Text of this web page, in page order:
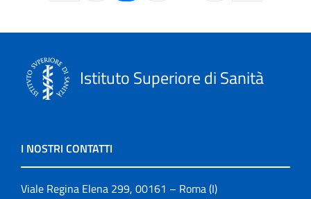
Istituto Superiore di Sanità
I NOSTRI CONTATTI
Viale Regina Elena 299, 00161 – Roma (I)